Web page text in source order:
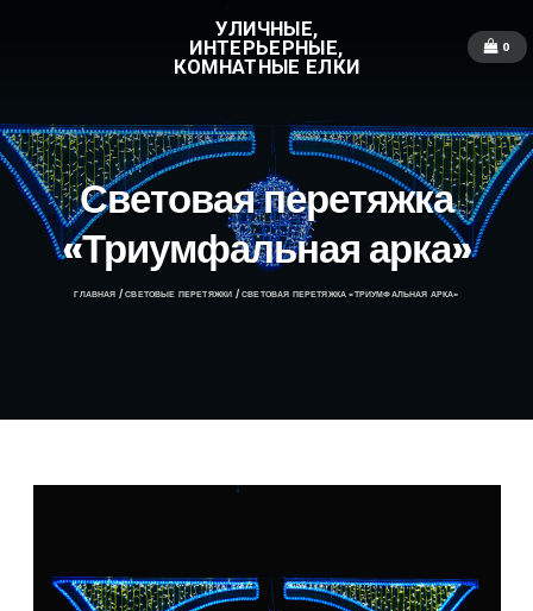
УЛИЧНЫЕ,
ИНТЕРЬЕРНЫЕ,
КОМНАТНЫЕ ЕЛКИ
0
Световая перетяжка
«Триумфальная арка»
ГЛАВНАЯ /СВЕТОВЫЕ ПЕРЕТЯЖКИ / СВЕТОВАЯ ПЕРЕТЯЖКА «ТРИУМФАЛЬНАЯ АРКА»